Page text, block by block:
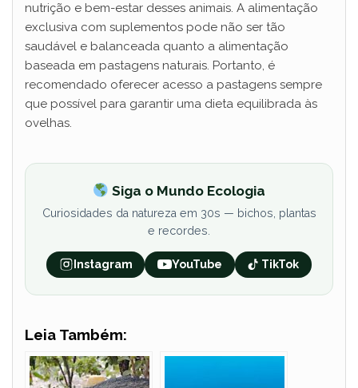
nutrição e bem-estar desses animais. A alimentação
exclusiva com suplementos pode não ser tão
saudável e balanceada quanto a alimentação
baseada em pastagens naturais. Portanto, é
recomendado oferecer acesso a pastagens sempre
que possível para garantir uma dieta equilibrada às
ovelhas.
Siga o Mundo Ecologia
Curiosidades da natureza em 30s — bichos, plantas
e recordes.
Instagram YouTube TikTok
Leia Também: